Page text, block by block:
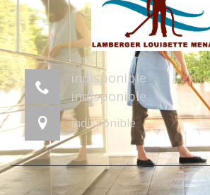
indisponible
indisponible
indisponible